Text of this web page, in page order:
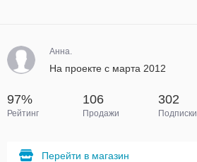
Анна.
На проекте с марта 2012
97%
Рейтинг
106
Продажи
302
Подписки
Перейти в магазин